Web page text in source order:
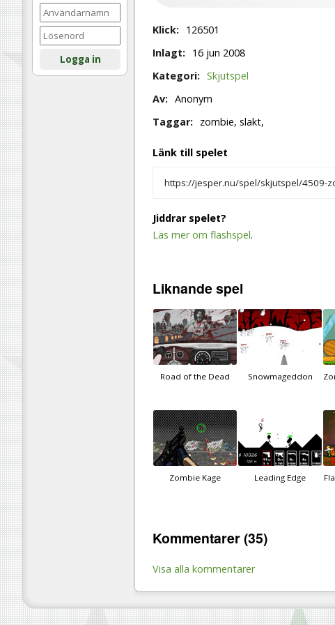
Logga in
Klick:
126501
Inlagt:
16 jun 2008
Kategori: Skjutspel
Av: Anonym
Taggar:
zombie, slakt,
Länk till spelet
Jiddrar spelet?
Läs mer om flashspel.
Liknandespel
Road of the Dead Snowmageddon
Zombie Kage Leading Edge
Kommentarer (35)
Visa alla kommentarer